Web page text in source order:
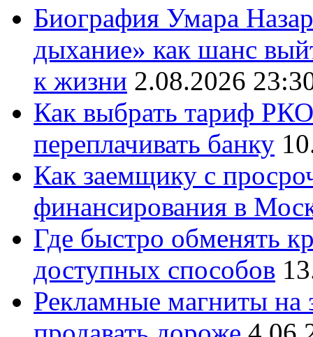
Биография Умара
дыхание» как шанс
к жизни 2.08.2026
Как выбрать тариф
переплачивать банку
Как заемщику с
финансирования в
Где быстро обменять
доступных способов
Рекламные магниты на